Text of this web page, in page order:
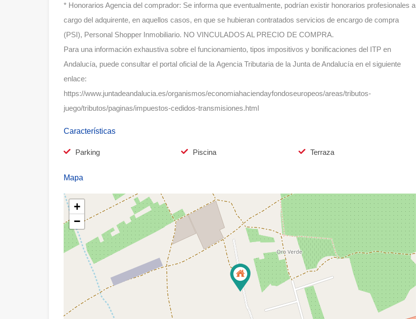
* Honorarios Agencia del comprador: Se informa que eventualmente, podrían existir honorarios profesionales a
cargo del adquirente, en aquellos casos, en que se hubieran contratados servicios de encargo de compra
(PSI), Personal Shopper Inmobiliario. NO VINCULADOS AL PRECIO DE COMPRA.
Para una información exhaustiva sobre el funcionamiento, tipos impositivos y bonificaciones del ITP en
Andalucía, puede consultar el portal oficial de la Agencia Tributaria de la Junta de Andalucía en el siguiente
enlace:
https://www.juntadeandalucia.es/organismos/economiahaciendayfondoseuropeos/areas/tributos-
juego/tributos/paginas/impuestos-cedidos-transmisiones.html
Características
Parking Piscina Terraza
Mapa
+
−